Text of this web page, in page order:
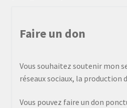
Faire un don
Vous souhaitez soutenir mon
réseaux sociaux, la production
Vous pouvez faire un don